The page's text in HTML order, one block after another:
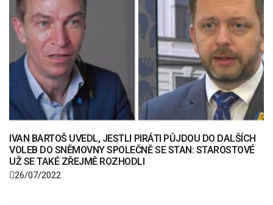
IVAN BARTOŠ UVEDL, JESTLI PIRÁTI PŮJDOU DO DALŠÍCH
VOLEB DO SNĚMOVNY SPOLEČNĚ SE STAN: STAROSTOVÉ
UŽ SE TAKÉ ZŘEJMĚ ROZHODLI
26/07/2022